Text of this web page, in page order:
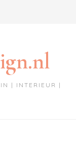
| INTERIEUR |